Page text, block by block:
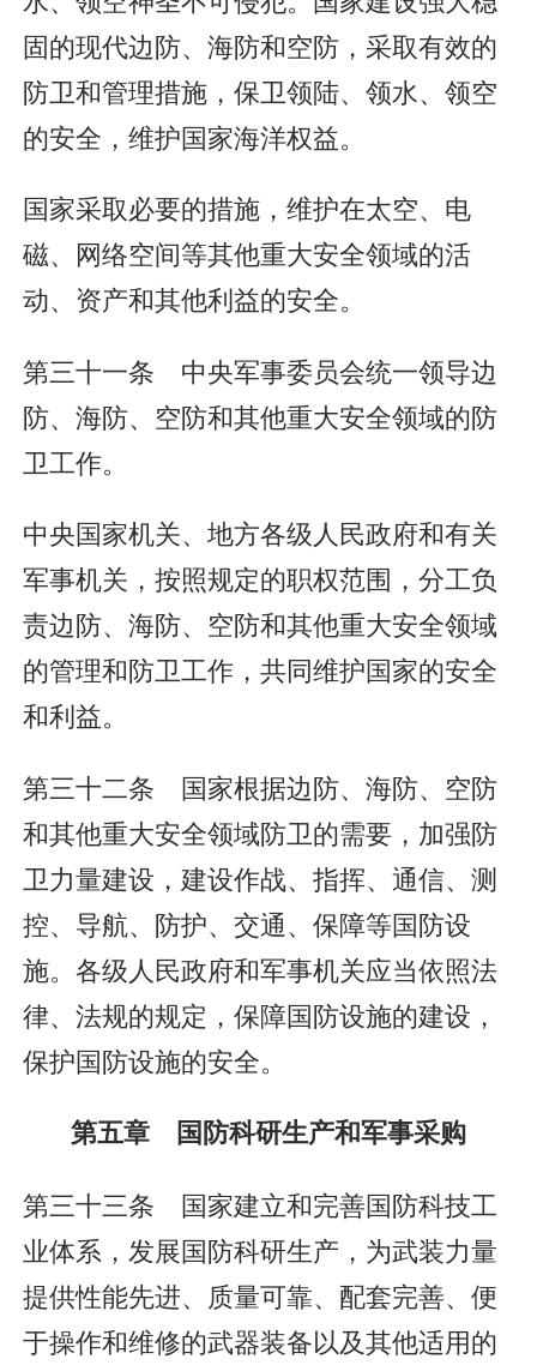
固的现代边防、海防和空防，采取有效的
防卫和管理措施，保卫领陆、领水、领空
的安全，维护国家海洋权益。
国家采取必要的措施，维护在太空、电
磁、网络空间等其他重大安全领域的活
动、资产和其他利益的安全。
第三十一条 中央军事委员会统一领导边
防、海防、空防和其他重大安全领域的防
卫工作。
中央国家机关、地方各级人民政府和有关
军事机关，按照规定的职权范围，分工负
责边防、海防、空防和其他重大安全领域
的管理和防卫工作，共同维护国家的安全
和利益。
第三十二条 国家根据边防、海防、空防
和其他重大安全领域防卫的需要，加强防
卫力量建设，建设作战、指挥、通信、测
控、导航、防护、交通、保障等国防设
施。各级人民政府和军事机关应当依照法
律、法规的规定，保障国防设施的建设，
保护国防设施的安全。
第五章 国防科研生产和军事采购
第三十三条 国家建立和完善国防科技工
业体系，发展国防科研生产，为武装力量
提供性能先进、质量可靠、配套完善、便
于操作和维修的武器装备以及其他适用的